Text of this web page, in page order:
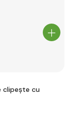
clipește cu